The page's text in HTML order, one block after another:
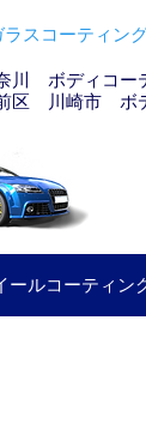
スコーティ
川 ボディコ
川崎市 ボ
ールコーティン